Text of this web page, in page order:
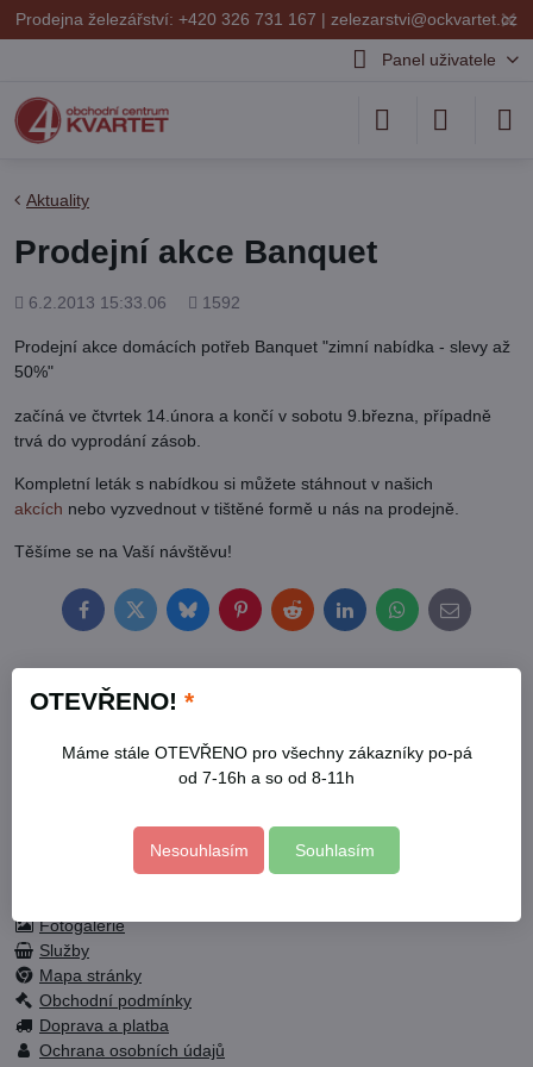
✕
Prodejna železářství: +420 326 731 167 | zelezarstvi@ockvartet.cz
Panel uživatele
Aktuality
Prodejní akce Banquet
Přidáno
6.2.2013 15:33.06
Počet
1592
Prodejní akce domácích potřeb Banquet "zimní nabídka - slevy až
50%"
začíná ve čtvrtek 14.února a končí v sobotu 9.března, případně
trvá do vyprodání zásob.
Kompletní leták s nabídkou si můžete stáhnout v našich
akcích nebo vyzvednout v tištěné formě u nás na prodejně.
Těšíme se na Vaší návštěvu!
FacebookTwitterBlueskyPinterestRedditLinkedInWhatsApp
E-
mail
Kontakty
Profil
Fotogalerie
Služby
Mapa stránky
Obchodní podmínky
Doprava a platba
Ochrana osobních údajů
OTEVŘENO! *
Máme stále OTEVŘENO pro všechny zákazníky po-pá
od 7-16h a so od 8-11h
Nesouhlasím Souhlasím